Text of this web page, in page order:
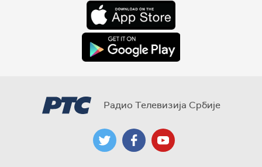
Радио Телевизија Србије